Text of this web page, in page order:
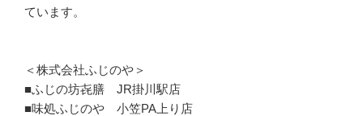
ています。
＜株式会社ふじのや＞
■ふじの坊㐂膳　JR掛川駅店
■味処ふじのや　小笠PA上り店